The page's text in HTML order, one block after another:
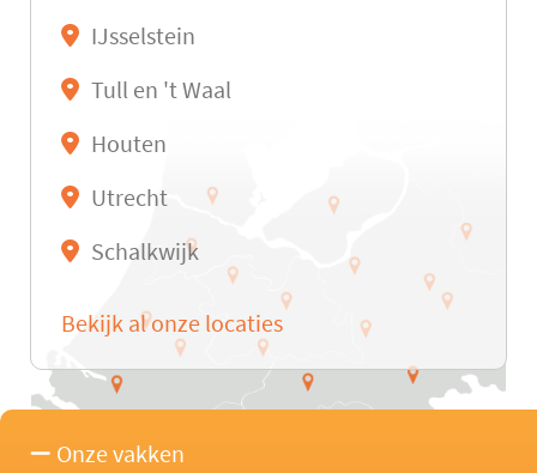
IJsselstein
Tull en 't Waal
Houten
Utrecht
Schalkwijk
Bekijk al onze locaties
Onze vakken